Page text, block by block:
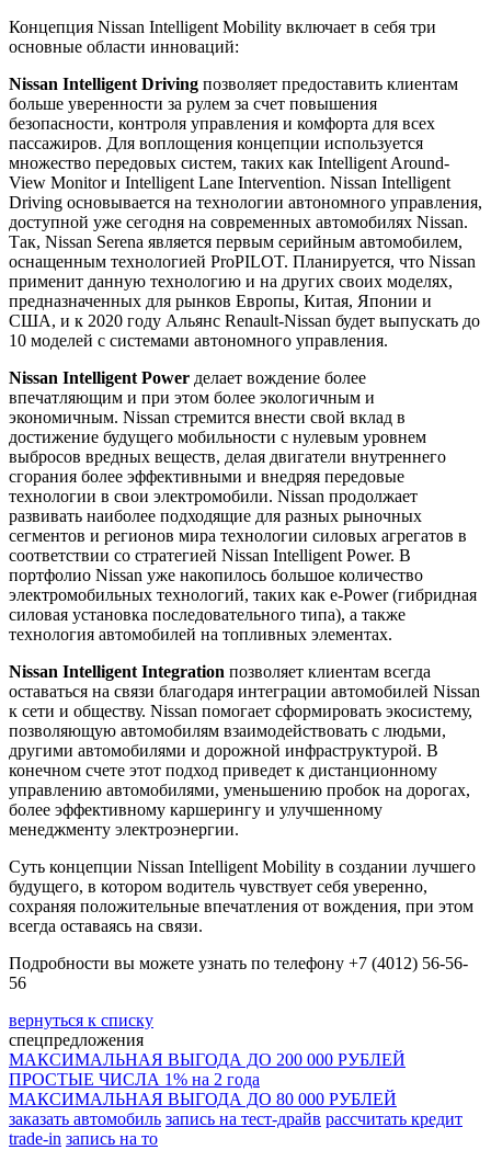
Концепция Nissan Intelligent Mobility включает в себя три
основные области инноваций:
Nissan Intelligent Driving позволяет предоставить клиентам
больше уверенности за рулем за счет повышения
безопасности, контроля управления и комфорта для всех
пассажиров. Для воплощения концепции используется
множество передовых систем, таких как Intelligent Around-
View Monitor и Intelligent Lane Intervention. Nissan Intelligent
Driving основывается на технологии автономного управления,
доступной уже сегодня на современных автомобилях Nissan.
Так, Nissan Serena является первым серийным автомобилем,
оснащенным технологией ProPILOT. Планируется, что Nissan
применит данную технологию и на других своих моделях,
предназначенных для рынков Европы, Китая, Японии и
США, и к 2020 году Альянс Renault-Nissan будет выпускать до
10 моделей с системами автономного управления.
Nissan Intelligent Power делает вождение более
впечатляющим и при этом более экологичным и
экономичным. Nissan стремится внести свой вклад в
достижение будущего мобильности с нулевым уровнем
выбросов вредных веществ, делая двигатели внутреннего
сгорания более эффективными и внедряя передовые
технологии в свои электромобили. Nissan продолжает
развивать наиболее подходящие для разных рыночных
сегментов и регионов мира технологии силовых агрегатов в
соответствии со стратегией Nissan Intelligent Power. В
портфолио Nissan уже накопилось большое количество
электромобильных технологий, таких как e-Power (гибридная
силовая установка последовательного типа), а также
технология автомобилей на топливных элементах.
Nissan Intelligent Integration позволяет клиентам всегда
оставаться на связи благодаря интеграции автомобилей Nissan
к сети и обществу. Nissan помогает сформировать экосистему,
позволяющую автомобилям взаимодействовать с людьми,
другими автомобилями и дорожной инфраструктурой. В
конечном счете этот подход приведет к дистанционному
управлению автомобилями, уменьшению пробок на дорогах,
более эффективному каршерингу и улучшенному
менеджменту электроэнергии.
Суть концепции Nissan Intelligent Mobility в создании лучшего
будущего, в котором водитель чувствует себя уверенно,
сохраняя положительные впечатления от вождения, при этом
всегда оставаясь на связи.
Подробности вы можете узнать по телефону +7 (4012) 56-56-
56
вернуться к списку
спецпредложения
МАКСИМАЛЬНАЯ ВЫГОДА ДО 200 000 РУБЛЕЙ
ПРОСТЫЕ ЧИСЛА 1% на 2 года
МАКСИМАЛЬНАЯ ВЫГОДА ДО 80 000 РУБЛЕЙ
заказать автомобиль запись на тест-драйв рассчитать кредит
trade-in запись на то